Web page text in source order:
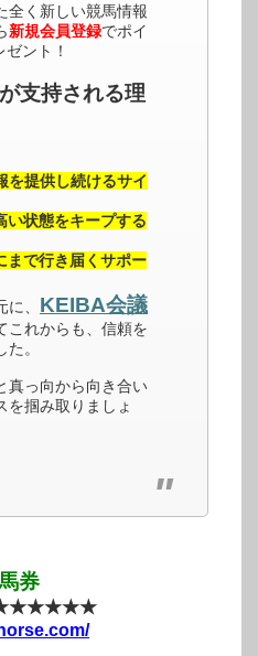
全く新しい競馬情報
新規会員登録でポイ
ゼント！
支持される理
提供し続けるサイ
状態をキープする
で行き届くサポー
、 KEIBA会議
これからも、信頼を
。
真っ向から向き合い
を掴み取りましょ
券